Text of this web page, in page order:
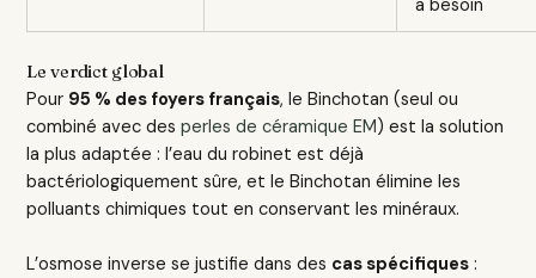
a besoin
Le verdict global
Pour 95 % des foyers français, le Binchotan (seul ou
combiné avec desperles de céramique EM) est la solution
la plus adaptée : l’eau du robinet est déjà
bactériologiquement sûre, et le Binchotan élimine les
polluants chimiques tout en conservant les minéraux.
L’osmose inverse se justifie dans des cas spécifiques :